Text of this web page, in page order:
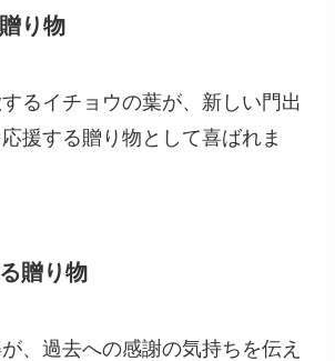
り物
するイチョウの葉が、新しい門出
援する贈り物として喜ばれま
贈り物
、過去への感謝の気持ちを伝え